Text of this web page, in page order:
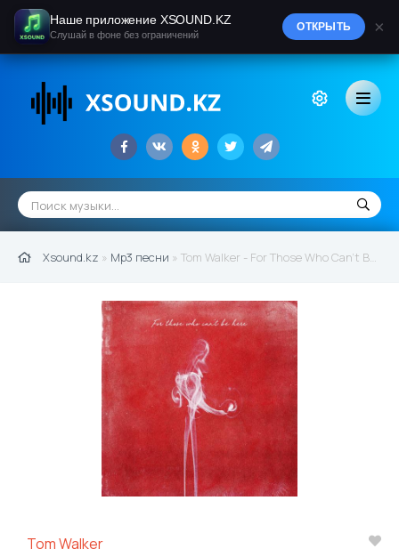
Xsound.kz » Mp3 песни » Tom Walker - For Those Who Can't Be Here (2021)
Tom Walker
Наше приложение XSOUND.KZ
Слушай в фоне без ограничений
ОТКРЫТЬ ×